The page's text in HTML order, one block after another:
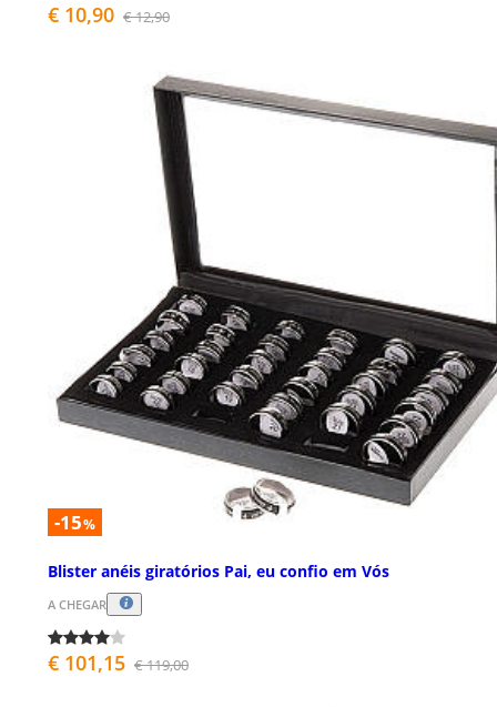
€ 10,90 € 12,90
-15%
Blister anéis giratórios Pai, eu confio em Vós
A CHEGAR
€ 101,15 € 119,00